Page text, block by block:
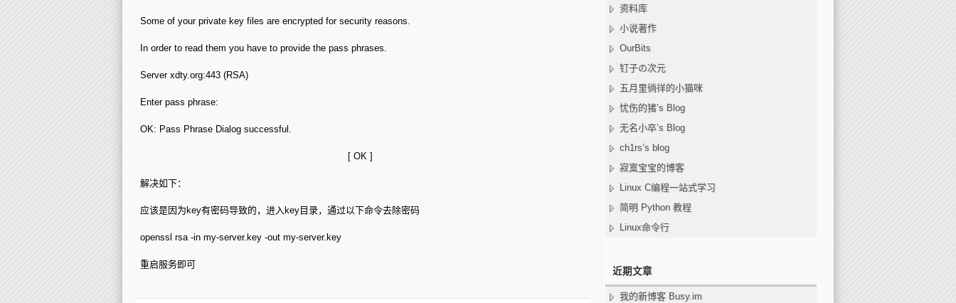
Some of your private key files are encrypted for security reasons.
In order to read them you have to provide the pass phrases.
Server xdty.org:443 (RSA)
Enter pass phrase:
OK: Pass Phrase Dialog successful.
[ OK ]
解决如下：
应该是因为key有密码导致的，进入key目录，通过以下命令去除密码
openssl rsa -in my-server.key -out my-server.key
重启服务即可
资料库
小说著作
OurBits
钉子の次元
五月里徜徉的小猫咪
忧伤的猪’s Blog
无名小卒’s Blog
ch1rs’s blog
寂寞宝宝的博客
Linux C编程一站式学习
简明 Python 教程
Linux命令行
近期文章
我的新博客 Busy.im